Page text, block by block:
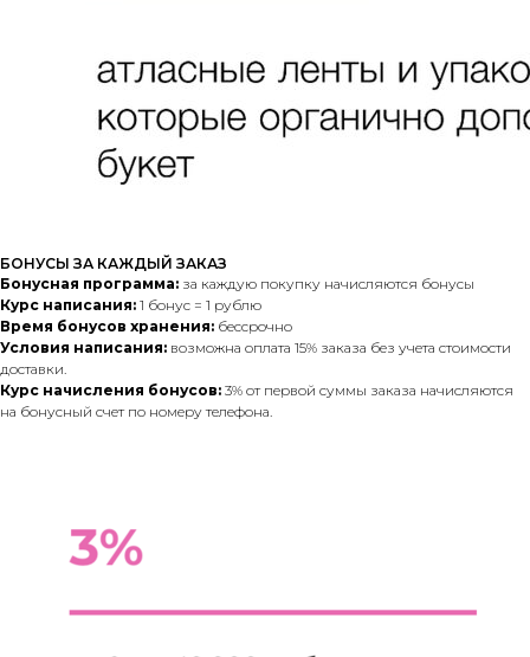
БОНУСЫ ЗА КАЖДЫЙ ЗАКАЗ
Бонусная программа: за каждую покупку начисляются бонусы
Курс написания: 1 бонус = 1 рублю
Время бонусов хранения: бессрочно
Условия написания: возможна оплата 15% заказа без учета стоимости
доставки.
Курс начисления бонусов: 3% от первой суммы заказа начисляются
на бонусный счет по номеру телефона.